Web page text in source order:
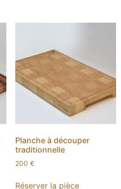
Planche à découper
traditionnelle
200 €
Réserver la pièce